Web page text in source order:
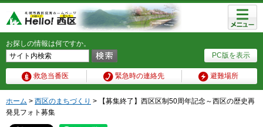
PC版を表示
お探しの情報は何ですか。
救急当番医 緊急時の連絡先 避難場所
メニュ
ー
ホーム > 西区のまちづくり > 【募集終了】西区区制50周年記念～西区の歴史再
発見フォト募集